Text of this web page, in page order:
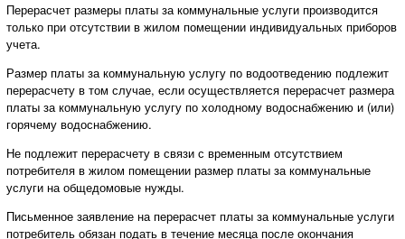
Перерасчет размеры платы за коммунальные услуги производится
только при отсутствии в жилом помещении индивидуальных приборов
учета.
Размер платы за коммунальную услугу по водоотведению подлежит
перерасчету в том случае, если осуществляется перерасчет размера
платы за коммунальную услугу по холодному водоснабжению и (или)
горячему водоснабжению.
Не подлежит перерасчету в связи с временным отсутствием
потребителя в жилом помещении размер платы за коммунальные
услуги на общедомовые нужды.
Письменное заявление на перерасчет платы за коммунальные услуги
потребитель обязан подать в течение месяца после окончания